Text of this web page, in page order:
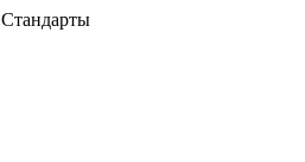
Стандарты